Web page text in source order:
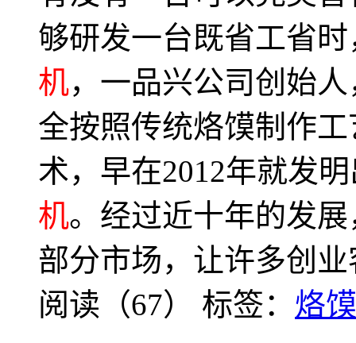
够研发一台既省工省
机，一品兴公司创始
全按照传统烙馍制作
术，早在2012年就发
机。经过近十年的发
部分市场，让许多创
阅读（67） 标签： 烙